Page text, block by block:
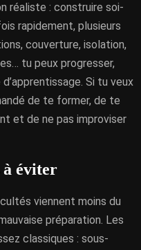
réaliste : construire soi-
rapidement, plusieurs
couverture, isolation,
tu peux progresser,
Si tu veux
de te former, de te
et de ne pas improviser
à éviter
viennent moins du
préparation. Les
classiques : sous-